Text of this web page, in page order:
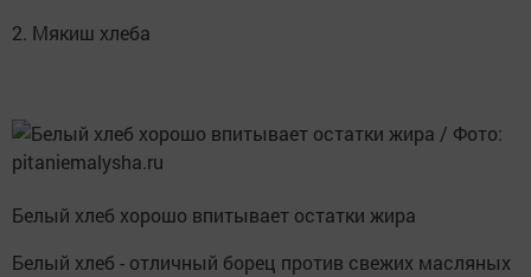
2. Мякиш хлеба
Белый хлеб хорошо впитывает остатки жира
Белый хлеб - отличный борец против свежих масляных